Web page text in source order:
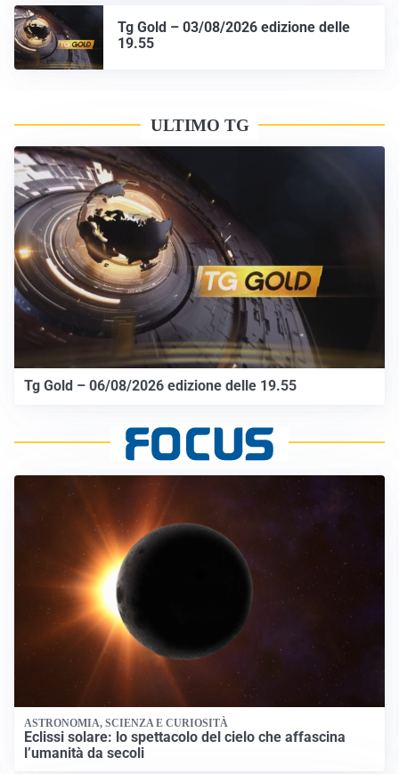
Tg Gold – 03/08/2026 edizione delle
19.55
ULTIMO TG
Tg Gold – 06/08/2026 edizione delle 19.55
ASTRONOMIA, SCIENZA E CURIOSITÀ
Eclissi solare: lo spettacolo del cielo che affascina
l’umanità da secoli